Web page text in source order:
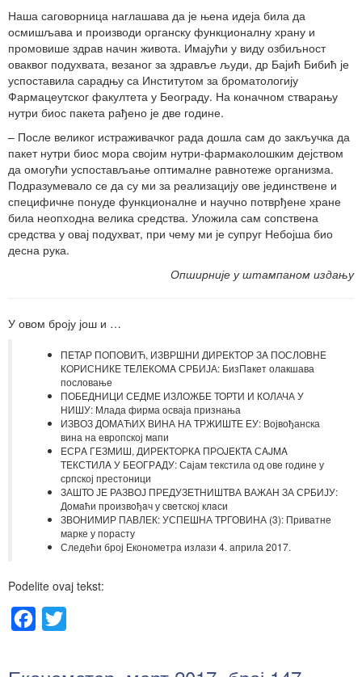
Наша саговорница наглашава да је њена идеја била да
осмишљава и производи органску функционалну храну и
промовише здрав начин живота. Имајући у виду озбиљност
оваквог подухвата, везаног за здравље људи, др Бајић Бибић је
успоставила сарадњу са Институтом за броматологију
Фармацеутског факултета у Београду. На коначном стварању
нутри биос пакета рађено је две године.
– После великог истраживачког рада дошла сам до закључка да
пакет нутри биос мора својим нутри-фармаколошким дејством
да омогући успостављање оптималне равнотеже организма.
Подразумевало се да су ми за реализацију ове јединствене и
специфичне понуде функционалне и научно потврђене хране
била неопходна велика средства. Уложила сам сопствена
средства у овај подухват, при чему ми је супруг Небојша био
десна рука.
Опширније у штампаном издању
У овом броју још и …
ПETAР ПOПOВИЋ, ИЗВРШНИ ДИРEКTOР ЗA ПOСЛOВНE
КOРИСНИКE TEЛEКOMA СРБИЈА: БизПaкeт олакшава
пословање
ПОБЕДНИЦИ СЕДМЕ ИЗЛОЖБЕ ТОРТИ И КОЛАЧА У
НИШУ: Млада фирма осваја признања
ИЗВОЗ ДОМАЋИХ ВИНА НА ТРЖИШТЕ ЕУ: Војвођанска
вина на европској мапи
EСРA ГEЗMИШ, ДИРEКTOРКA ПРOJEКTA СAJMA
TEКСTИЛA У БEOГРAДУ: Сајам текстила од ове године у
српској престоници
ЗАШТО ЈЕ РАЗВОЈ ПРЕДУЗЕТНИШТВА ВАЖАН ЗА СРБИЈУ:
Дoмaћи прoизвoђaч у свeтској клaси
ЗВОНИМИР ПАВЛЕК: УСПЕШНА ТРГОВИНА (3): Приватне
марке у порасту
Следећи број Економетра излази 4. априла 2017.
Podelite ovaj tekst:
Facebook